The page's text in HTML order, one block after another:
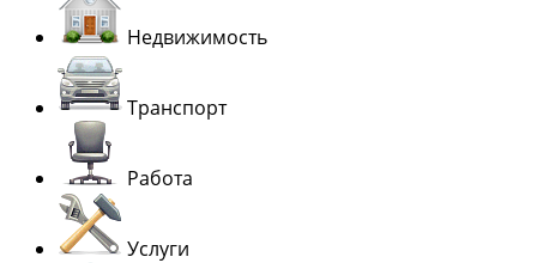
Недвижимость
Транспорт
Работа
Услуги